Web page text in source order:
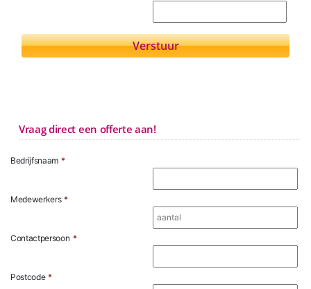
Vraag direct een offerte aan!
Bedrijfsnaam *
Medewerkers *
Contactpersoon *
Postcode *